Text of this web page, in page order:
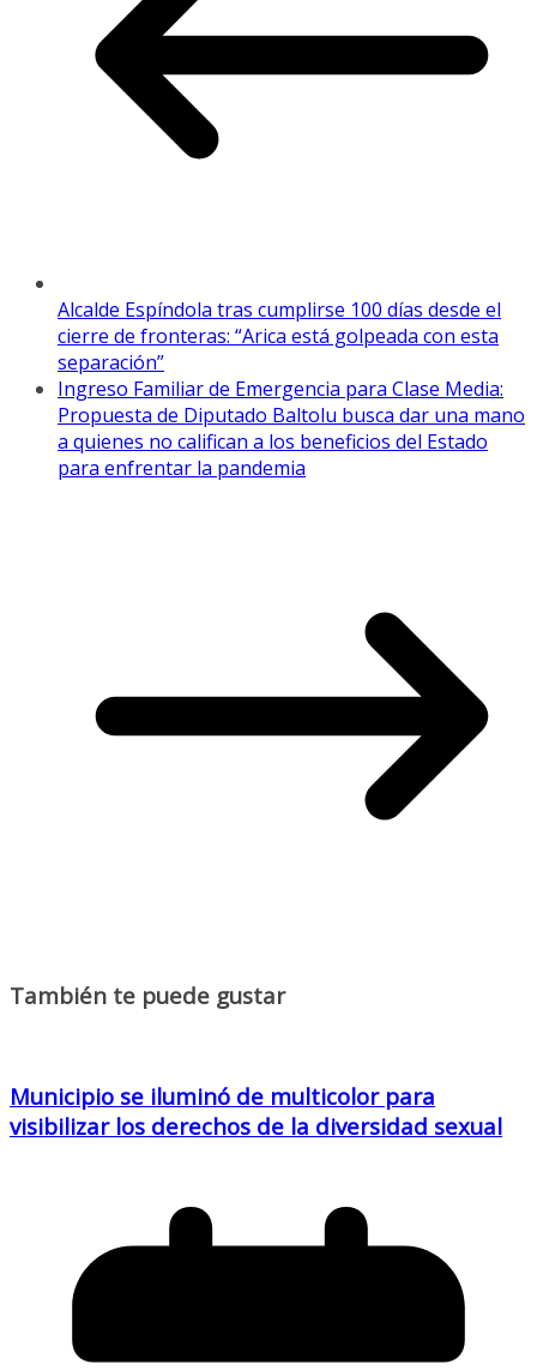
Alcalde Espíndola tras cumplirse 100 días desde el
cierre de fronteras: “Arica está golpeada con esta
separación”
Ingreso Familiar de Emergencia para Clase Media:
Propuesta de Diputado Baltolu busca dar una mano
a quienes no califican a los beneficios del Estado
para enfrentar la pandemia
También te puede gustar
Municipio se iluminó de multicolor para
visibilizar los derechos de la diversidad sexual